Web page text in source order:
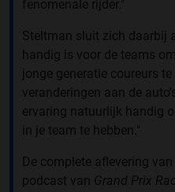
fenomenale rijder."
Steltman sluit zich daarbij
handig is voor de teams
jonge generatie coureurs
veranderingen aan de
ervaring natuurlijk handig
in je team te hebben."
De complete aflevering
podcast van Grand Prix